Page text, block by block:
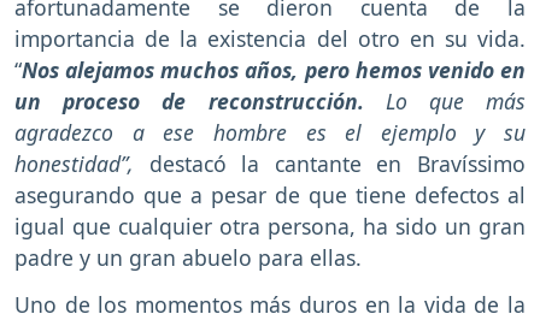
afortunadamente se dieron cuenta de la
importancia de la existencia del otro en su vida.
“Nos alejamos muchos años, pero hemos venido en
un proceso de reconstrucción. Lo que más
agradezco a ese hombre es el ejemplo y su
honestidad”, destacó la cantante en Bravíssimo
asegurando que a pesar de que tiene defectos al
igual que cualquier otra persona, ha sido un gran
padre y un gran abuelo para ellas.
Uno de los momentos más duros en la vida de la